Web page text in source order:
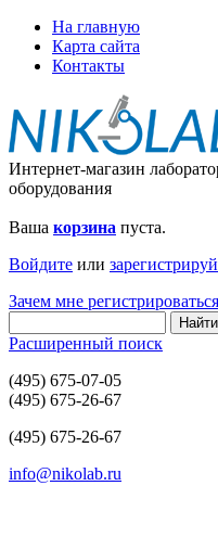
На главную
Карта сайта
Контакты
Интернет-магазин
оборудования
Ваша корзина пуста.
Войдите или
Зачем мне
Расширенный поиск
(495) 675-07-05
(495) 675-26-67
(495) 675-26-67
info@nikolab.ru